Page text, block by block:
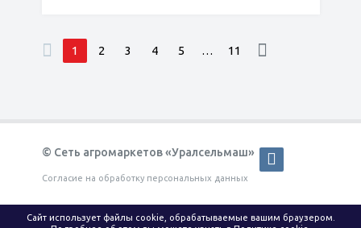
1 2 3 4 5 … 11
© Сеть агромаркетов «Уралсельмаш»
Согласие на обработку персональных данных
ОПЛАТА И ДОСТАВКА
Сайт использует файлы cookie, обрабатываемые вашим браузером.